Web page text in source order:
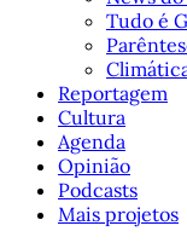
Tudo é
Reportagem
Cultura
Agenda
Opinião
Podcasts
Mais projetos